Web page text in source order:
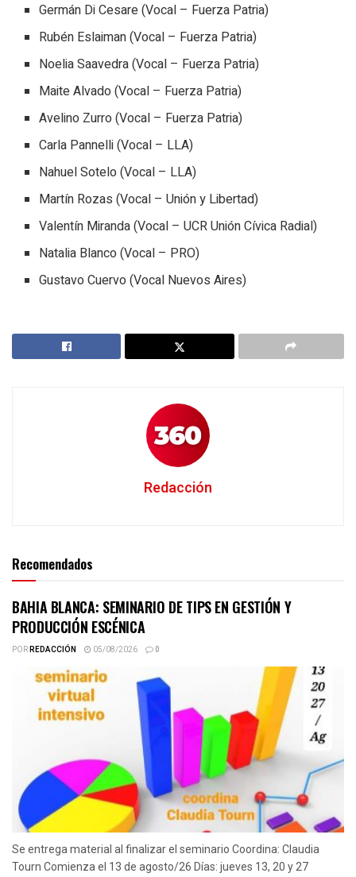
Germán Di Cesare (Vocal – Fuerza Patria)
Rubén Eslaiman (Vocal – Fuerza Patria)
Noelia Saavedra (Vocal – Fuerza Patria)
Maite Alvado (Vocal – Fuerza Patria)
Avelino Zurro (Vocal – Fuerza Patria)
Carla Pannelli (Vocal – LLA)
Nahuel Sotelo (Vocal – LLA)
Martín Rozas (Vocal – Unión y Libertad)
Valentín Miranda (Vocal – UCR Unión Cívica Radial)
Natalia Blanco (Vocal – PRO)
Gustavo Cuervo (Vocal Nuevos Aires)
Redacción
Recomendados
BAHIA BLANCA: SEMINARIO DE TIPS EN GESTIÓN Y
PRODUCCIÓN ESCÉNICA
PORREDACCIÓN 05/08/2026 0
Se entrega material al finalizar el seminario Coordina: Claudia
Tourn Comienza el 13 de agosto/26 Días: jueves 13, 20 y 27